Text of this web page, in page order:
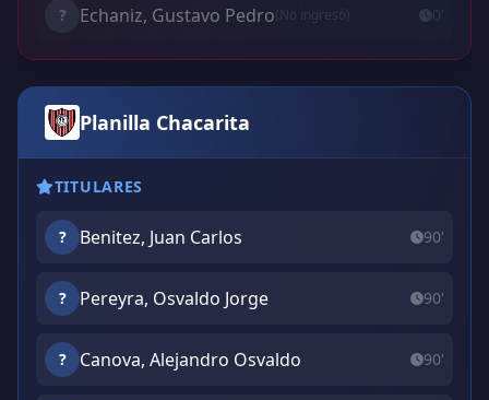
? Echaniz, Gustavo Pedro(No ingresó) 0'
Planilla Chacarita
TITULARES
? Benitez, Juan Carlos 90'
? Pereyra, Osvaldo Jorge 90'
? Canova, Alejandro Osvaldo 90'